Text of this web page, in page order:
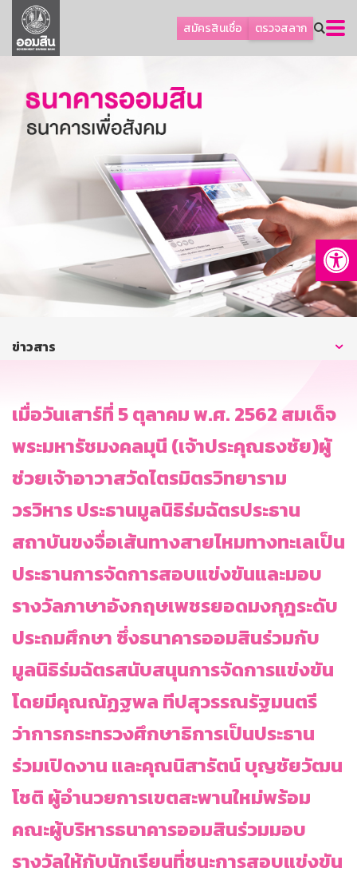
สมัครสินเชื่อ ตรวจสลาก
ลูกค้าธุรกิจ
ลูกค้าผู้ประกอบรายย่อย
ออมเพื่อสุข
เกี่ยวกับธนาคาร
การพัฒนาที่ยั่งยืน
บริการทางการเงิน
ติดต่อเรา
บริการออนไลน์
ข่าวสาร
เมื่อวันเสาร์ที่ 5 ตุลาคม พ.ศ. 2562 สมเด็จ
พระมหารัชมงคลมุนี (เจ้าประคุณธงชัย)ผู้
ช่วยเจ้าอาวาสวัดไตรมิตรวิทยาราม
วรวิหาร ประธานมูลนิธิร่มฉัตรประธาน
สถาบันขงจื่อเส้นทางสายไหมทางทะเลเป็น
ประธานการจัดการสอบแข่งขันและมอบ
รางวัลภาษาอังกฤษเพชรยอดมงกุฎระดับ
ประถมศึกษา ซึ่งธนาคารออมสินร่วมกับ
มูลนิธิร่มฉัตรสนับสนุนการจัดการแข่งขัน
โดยมีคุณณัฏฐพล ทีปสุวรรณรัฐมนตรี
ว่าการกระทรวงศึกษาธิการเป็นประธาน
ร่วมเปิดงาน และคุณนิสารัตน์ บุญชัยวัฒน
โชติ ผู้อำนวยการเขตสะพานใหม่พร้อม
คณะผู้บริหารธนาคารออมสินร่วมมอบ
รางวัลให้กับนักเรียนที่ชนะการสอบแข่งขัน